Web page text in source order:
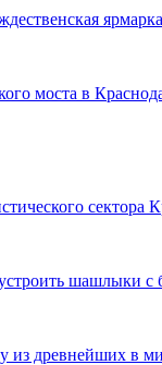
моста в
сектора
шашлыки с
из древнейших в